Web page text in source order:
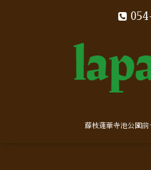
藤枝蓮華寺池公園前